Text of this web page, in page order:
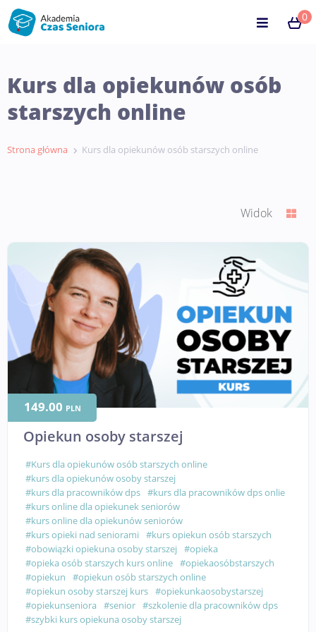
0
Kurs dla opiekunów osób
starszych online
Strona główna Kurs dla opiekunów osób starszych online
Widok
Opiekun osoby starszej
#Kurs dla opiekunów osób starszych online
#kurs dla opiekunów osoby starszej
#kurs dla pracowników dps #kurs dla pracowników dps onlie
#kurs online dla opiekunek seniorów
#kurs online dla opiekunów seniorów
#kurs opieki nad seniorami #kurs opiekun osób starszych
#obowiązki opiekuna osoby starszej #opieka
#opieka osób starszych kurs online #opiekaosóbstarszych
#opiekun
#opiekun osób starszych online
#opiekun osoby starszej kurs #opiekunkaosobystarszej
#opiekunseniora #senior #szkolenie dla pracowników dps
#szybki kurs opiekuna osoby starszej
149.00 PLN